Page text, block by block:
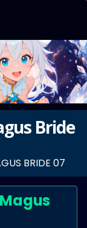
Bride
BRIDE 07